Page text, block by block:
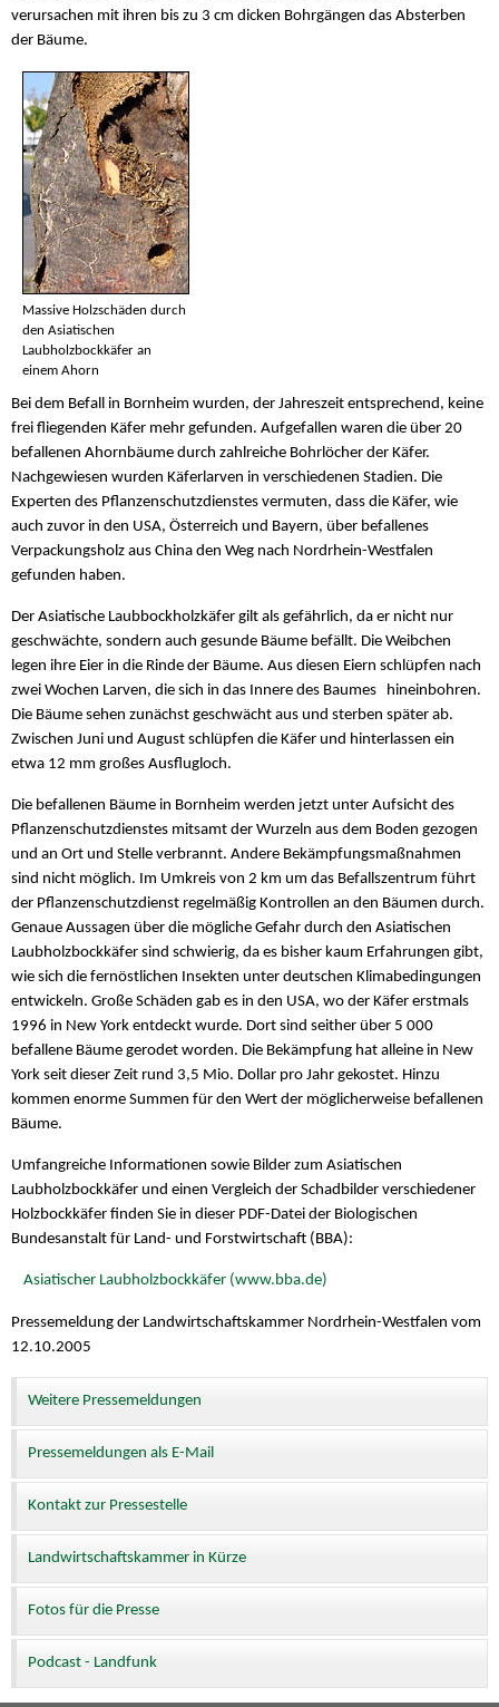
verursachen mit ihren bis zu 3 cm dicken Bohrgängen das Absterben
der Bäume.
Massive Holzschäden durch
den Asiatischen
Laubholzbockkäfer an
einem Ahorn
Bei dem Befall in Bornheim wurden, der Jahreszeit entsprechend, keine
frei fliegenden Käfer mehr gefunden. Aufgefallen waren die über 20
befallenen Ahornbäume durch zahlreiche Bohrlöcher der Käfer.
Nachgewiesen wurden Käferlarven in verschiedenen Stadien. Die
Experten des Pflanzenschutzdienstes vermuten, dass die Käfer, wie
auch zuvor in den USA, Österreich und Bayern, über befallenes
Verpackungsholz aus China den Weg nach Nordrhein-Westfalen
gefunden haben.
Der Asiatische Laubbockholzkäfer gilt als gefährlich, da er nicht nur
geschwächte, sondern auch gesunde Bäume befällt. Die Weibchen
legen ihre Eier in die Rinde der Bäume. Aus diesen Eiern schlüpfen nach
zwei Wochen Larven, die sich in das Innere des Baumes hineinbohren.
Die Bäume sehen zunächst geschwächt aus und sterben später ab.
Zwischen Juni und August schlüpfen die Käfer und hinterlassen ein
etwa 12 mm großes Ausflugloch.
Die befallenen Bäume in Bornheim werden jetzt unter Aufsicht des
Pflanzenschutzdienstes mitsamt der Wurzeln aus dem Boden gezogen
und an Ort und Stelle verbrannt. Andere Bekämpfungsmaßnahmen
sind nicht möglich. Im Umkreis von 2 km um das Befallszentrum führt
der Pflanzenschutzdienst regelmäßig Kontrollen an den Bäumen durch.
Genaue Aussagen über die mögliche Gefahr durch den Asiatischen
Laubholzbockkäfer sind schwierig, da es bisher kaum Erfahrungen gibt,
wie sich die fernöstlichen Insekten unter deutschen Klimabedingungen
entwickeln. Große Schäden gab es in den USA, wo der Käfer erstmals
1996 in New York entdeckt wurde. Dort sind seither über 5 000
befallene Bäume gerodet worden. Die Bekämpfung hat alleine in New
York seit dieser Zeit rund 3,5 Mio. Dollar pro Jahr gekostet. Hinzu
kommen enorme Summen für den Wert der möglicherweise befallenen
Bäume.
Umfangreiche Informationen sowie Bilder zum Asiatischen
Laubholzbockkäfer und einen Vergleich der Schadbilder verschiedener
Holzbockkäfer finden Sie in dieser PDF-Datei der Biologischen
Bundesanstalt für Land- und Forstwirtschaft (BBA):
Asiatischer Laubholzbockkäfer (www.bba.de)
Pressemeldung der Landwirtschaftskammer Nordrhein-Westfalen vom
12.10.2005
Weitere Pressemeldungen
Pressemeldungen als E-Mail
Kontakt zur Pressestelle
Landwirtschaftskammer in Kürze
Fotos für die Presse
Podcast - Landfunk